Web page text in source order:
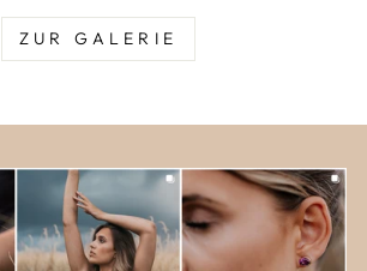
ZUR GALERIE